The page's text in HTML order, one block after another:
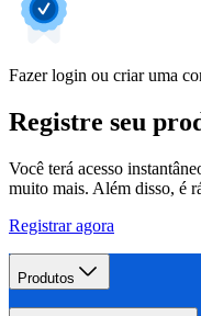
Fazer login ou criar uma
Registre seu
Você terá acesso
muito mais. Além disso, é
Registrar agora
Produtos